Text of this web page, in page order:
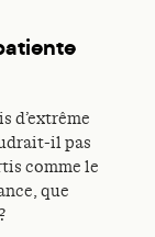
d’extrême
il pas
comme le
que